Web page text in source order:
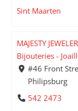
Sint Maarten
MAJESTY
Bijouteries -
#46 Front
Philipsburg
542 2473